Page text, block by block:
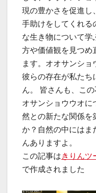
現の豊かさを促進し
手助けをしてくれる
な生き物について学
方や価値観を見つめ
ます。オオサンショ
彼らの存在が私たち
ん。 皆さんも、こ
オサンショウウオに
然との新たな関係を
か？自然の中にはま
んありますよ。
この記事はきりんツ
で作成されました